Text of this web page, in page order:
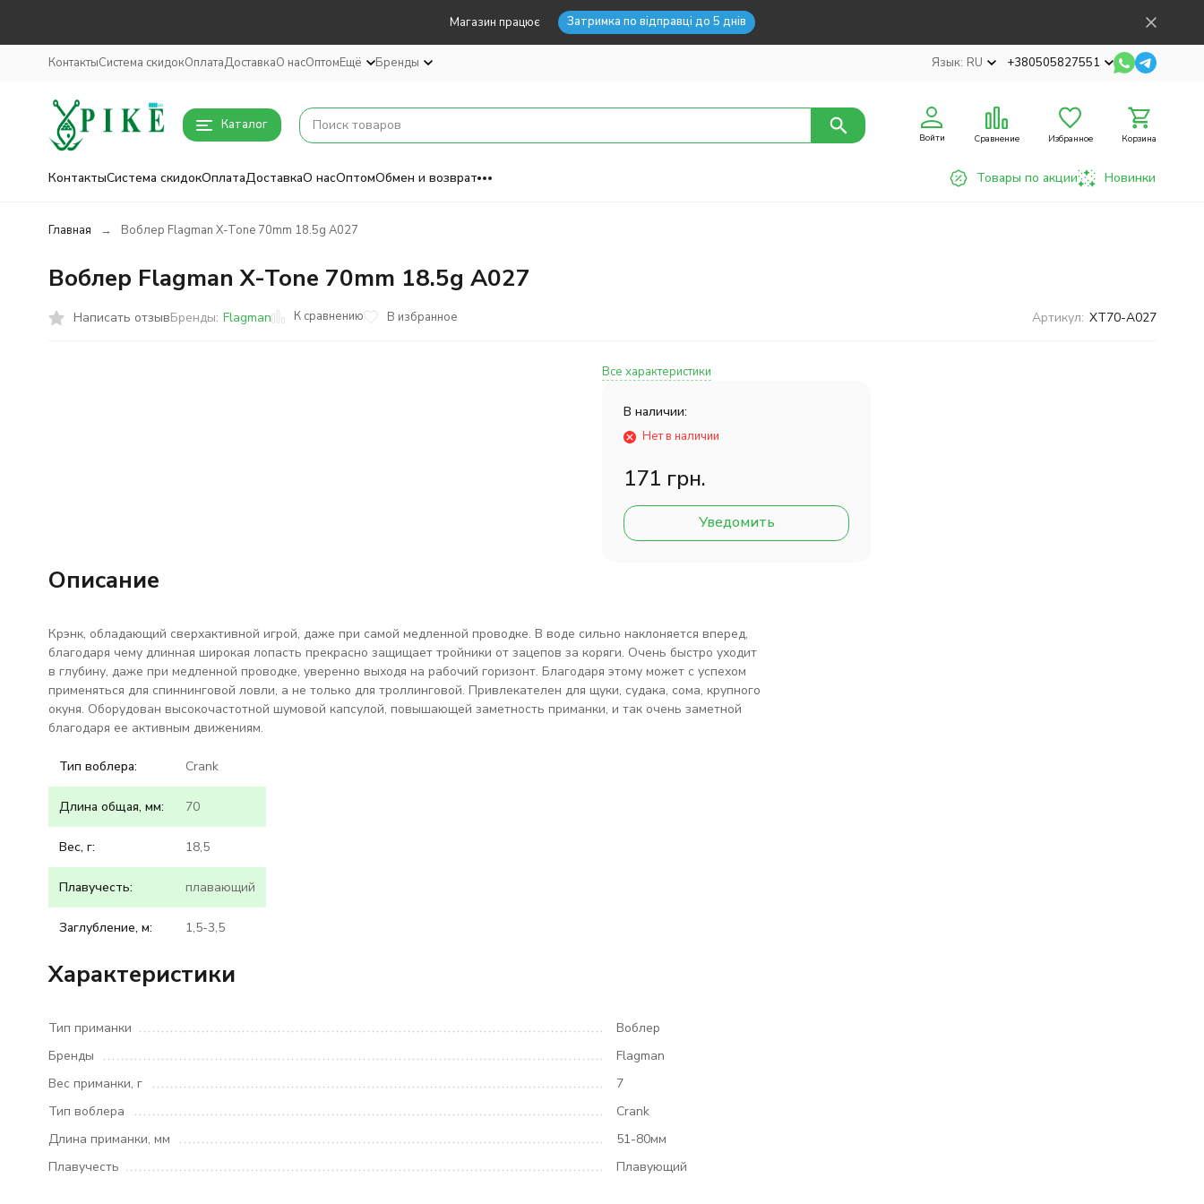
Магазин працює Затримка по відправці до 5 днів
КонтактыСистема скидокОплатаДоставкаО насОптомЕщё Бренды Язык: RU +380505827551
Каталог
Войти Сравнение Избранное Корзина
КонтактыСистема скидокОплатаДоставкаО насОптомОбмен и возврат Товары по акции Новинки
Главная Воблер Flagman X-Tone 70mm 18.5g A027
Воблер Flagman X-Tone 70mm 18.5g A027
Написать отзывБренды: Flagman К сравнению В избранное Артикул: XT70-A027
Все характеристики
В наличии:
Нет в наличии
171 грн.
Уведомить
Описание
Крэнк, обладающий сверхактивной игрой, даже при самой медленной проводке. В воде сильно наклоняется вперед,
благодаря чему длинная широкая лопасть прекрасно защищает тройники от зацепов за коряги. Очень быстро уходит
в глубину, даже при медленной проводке, уверенно выходя на рабочий горизонт. Благодаря этому может с успехом
применяться для спиннинговой ловли, а не только для троллинговой. Привлекателен для щуки, судака, сома, крупного
окуня. Оборудован высокочастотной шумовой капсулой, повышающей заметность приманки, и так очень заметной
благодаря ее активным движениям.
Тип воблера: Crank
Длина общая, мм: 70
Вес, г: 18,5
Плавучесть: плавающий
Заглубление, м: 1,5-3,5
Характеристики
Тип приманки
Воблер
Бренды
Flagman
Вес приманки, г
7
Тип воблера
Crank
Длина приманки, мм
51-80мм
Плавучесть
Плавующий